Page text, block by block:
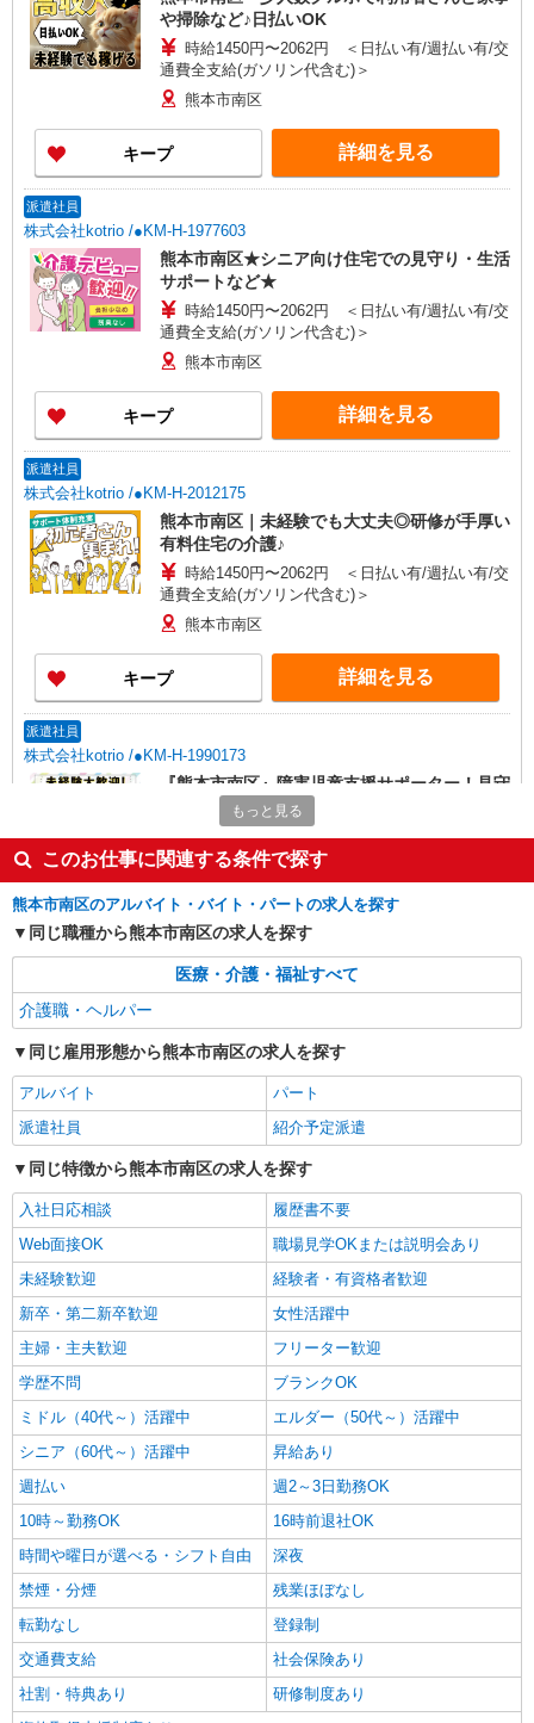
や掃除など♪日払いOK
時給1450円〜2062円 ＜日払い有/週払い有/交
通費全支給(ガソリン代含む)＞
熊本市南区
キープ 詳細を見る
派遣社員
株式会社kotrio /●KM-H-1977603
熊本市南区★シニア向け住宅での見守り・生活
サポートなど★
時給1450円〜2062円 ＜日払い有/週払い有/交
通費全支給(ガソリン代含む)＞
熊本市南区
キープ 詳細を見る
派遣社員
株式会社kotrio /●KM-H-2012175
熊本市南区｜未経験でも大丈夫◎研修が手厚い
有料住宅の介護♪
時給1450円〜2062円 ＜日払い有/週払い有/交
通費全支給(ガソリン代含む)＞
熊本市南区
キープ 詳細を見る
派遣社員
株式会社kotrio /●KM-H-1990173
『熊本市南区』障害児童支援サポーター！見守
り業務など
時給1250円〜 ＜日払い有/週払い有/交通費全
支給(ガソリン代含む)＞
熊本市南区
キープ
派遣社員
株式会社kotrio /●KM-H-2011905
≪熊本市南区≫夜勤なし！未経験・ブランク
時給1450円〜2062円 ＜日払い有/週払い有/交
通費全支給(ガソリン代含む)＞
熊本市南区
詳細を見る
派遣社員
株式会社kotrio /●KM-H-2068896
熊本市南区の小さいデイサービス★残業なし♪
日勤のみ◎夜はおうち時間
時給1450円〜2062円 ＜日払い有/週払い有/交
通費全支給(ガソリン代含む)＞
熊本市南区
キープ
派遣社員
株式会社kotrio /●KM-H-2009601
向かう先は、笑顔の待つ場所！デイサービスの
サポート＆送迎STAFF
時給1450円〜2062円 ＜日払い有/週払い有/交
通費全支給(ガソリン代含む)＞
熊本市南区
もっと見る
このお仕事に関連する条件で探す
熊本市南区のアルバイト・バイト・パートの求人を探す
同じ職種から熊本市南区の求人を探す
医療・介護・福祉すべて
介護職・ヘルパー
同じ雇用形態から熊本市南区の求人を探す
アルバイト
パート
派遣社員
紹介予定派遣
同じ特徴から熊本市南区の求人を探す
入社日応相談
履歴書不要
Web面接OK
職場見学OKまたは説明会あり
未経験歓迎
経験者・有資格者歓迎
新卒・第二新卒歓迎
女性活躍中
主婦・主夫歓迎
フリーター歓迎
学歴不問
ブランクOK
ミドル（40代～）活躍中
エルダー（50代～）活躍中
シニア（60代～）活躍中
昇給あり
週払い
週2～3日勤務OK
10時～勤務OK
16時前退社OK
時間や曜日が選べる・シフト自由
深夜
禁煙・分煙
残業ほぼなし
転勤なし
登録制
交通費支給
社会保険あり
社割・特典あり
研修制度あり